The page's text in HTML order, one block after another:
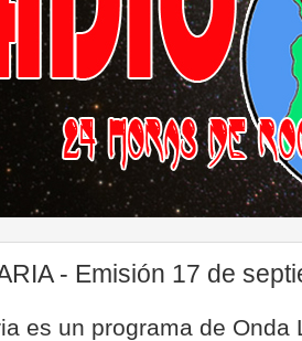
- Emisión 17 de
es un programa de Onda